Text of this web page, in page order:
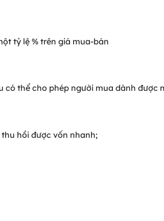
tỷ lệ % trên giá mua-bán
thể cho phép người mua dành được
hồi được vốn nhanh;